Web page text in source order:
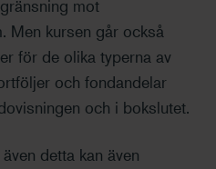
mot
Men kursen går också
för de olika typerna av
och fondandelar
och i bokslutet.
detta kan även